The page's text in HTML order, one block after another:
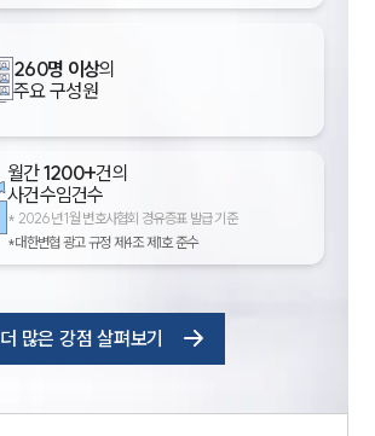
260명 이상의
주요 구성원
월간1200+건의
사건수임건수
* 2026년 1월 변호사협회 경유증표 발급 기준
*대한변협 광고 규정 제4조 제1호 준수
더 많은 강점 살펴보기